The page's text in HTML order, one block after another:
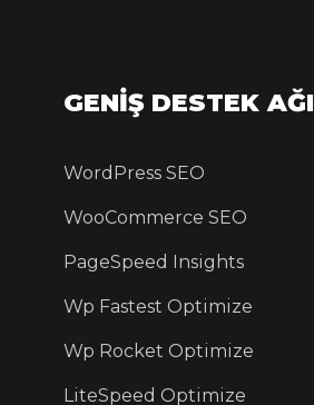
GENİŞ DESTEK AĞI
WordPress SEO
WooCommerce SEO
PageSpeed Insights
Wp Fastest Optimize
Wp Rocket Optimize
LiteSpeed Optimize